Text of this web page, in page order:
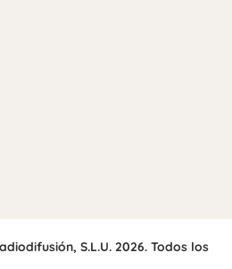
S.L.U. 2026. Todos los